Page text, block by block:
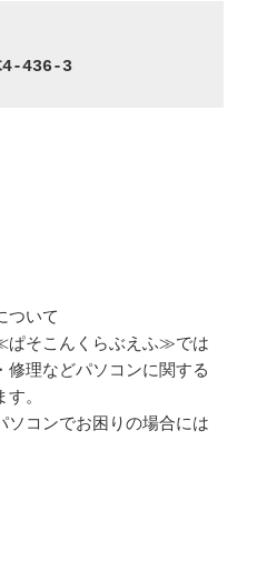
4-436-3
ついて
ぱそこんくらぶえふ≫では
修理などパソコンに関する
。
ソコンでお困りの場合には